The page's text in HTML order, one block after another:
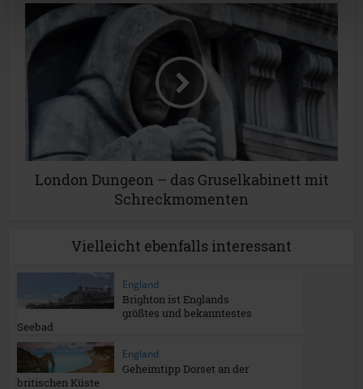
London Dungeon – das Gruselkabinett mit
Schreckmomenten
Vielleicht ebenfalls interessant
England
Brighton ist Englands
größtes und bekanntestes
Seebad
England
Geheimtipp Dorset an der
britischen Küste